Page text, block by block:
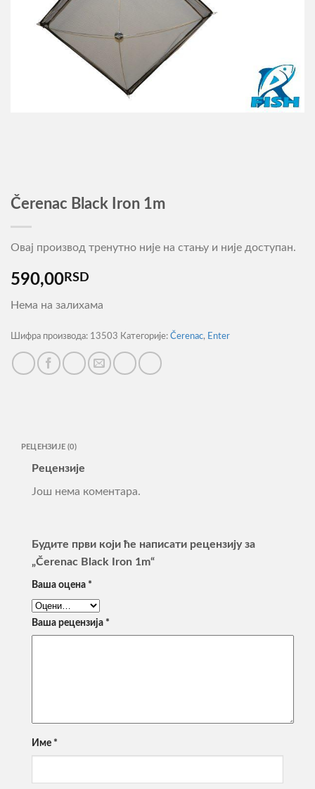
Čerenac Black Iron 1m
Овај производ тренутно није на стању и није доступан.
590,00RSD
Нема на залихама
Шифра производа: 13503 Категорије: Čerenac, Enter
РЕЦЕНЗИЈЕ (0)
Рецензије
Још нема коментара.
Будите први који ће написати рецензију за
„Čerenac Black Iron 1m“
Ваша оцена *
Ваша рецензија *
Име *